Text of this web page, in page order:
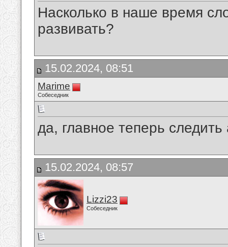
Насколько в наше время
развивать?
15.02.2024, 08:51
Marime
Собеседник
да, главное теперь
15.02.2024, 08:57
Lizzi23
Собеседник